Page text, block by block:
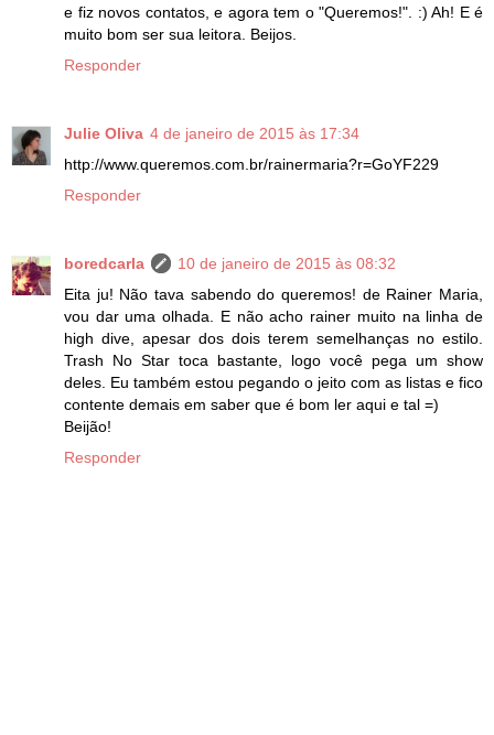
e fiz novos contatos, e agora tem o "Queremos!". :) Ah! E é
muito bom ser sua leitora. Beijos.
Responder
Julie Oliva 4 de janeiro de 2015 às 17:34
http://www.queremos.com.br/rainermaria?r=GoYF229
Responder
boredcarla
10 de janeiro de 2015 às 08:32
Eita ju! Não tava sabendo do queremos! de Rainer Maria,
vou dar uma olhada. E não acho rainer muito na linha de
high dive, apesar dos dois terem semelhanças no estilo.
Trash No Star toca bastante, logo você pega um show
deles. Eu também estou pegando o jeito com as listas e fico
contente demais em saber que é bom ler aqui e tal =)
Beijão!
Responder